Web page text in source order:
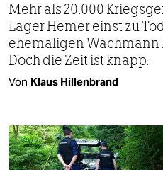
Mehr als 20.000
Lager Hemer einst zu
ehemaligen Wachmann
Doch die Zeit ist knapp.
Von Klaus Hillenbrand